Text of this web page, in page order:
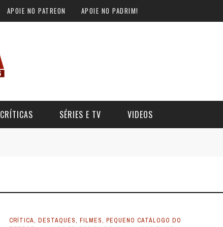
APOIE NO PATREON APOIE NO PADRIM!
CRÍTICAS SÉRIES E TV VIDEOS
CRÍTICA, DESTAQUES, FILMES, PEQUENO CATÁLOGO DO